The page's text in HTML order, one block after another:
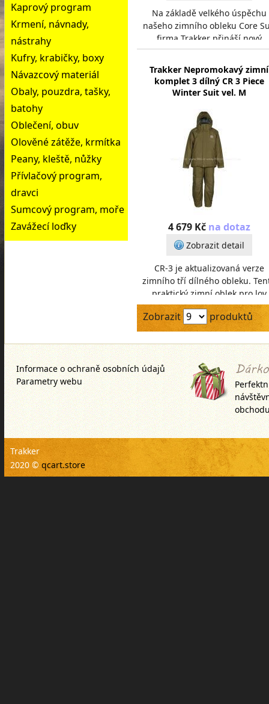
Kaprový program
Krmení, návnady,
nástrahy
Kufry, krabičky, boxy
Návazcový materiál
Obaly, pouzdra, tašky,
batohy
Oblečení, obuv
Olověné zátěže, krmítka
Peany, kleště, nůžky
Přívlačový program,
dravci
Sumcový program, moře
Zavážecí loďky
Na základě velkého úspěchu
našeho zimního obleku Core
firma Trakker přináší nový
nepromokavý zimní komplet
Piece Winter Suit. Tento d
Trakker Nepromokavý zimní
komplet 3 dílný CR 3 Piece
Winter Suit vel. M
4 679 Kč na dotaz
Zobrazit detail
CR-3 je aktualizovaná verze
zimního tří dílného obleku.
praktický zimní oblek pro lov
kaprů doslova nastavuje
zimnímu, rybářsk
Zobrazit produktů
Informace o ochraně osobních údajů
Parametry webu
Trakker
2020 © qcart.store